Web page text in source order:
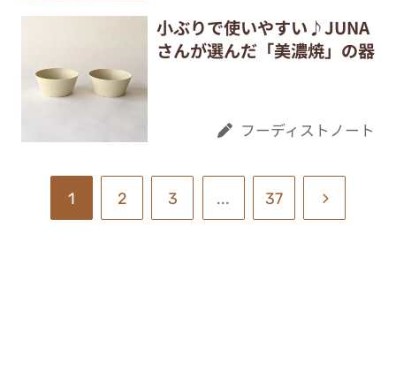
小ぶりで使いやすい♪JUNA
さんが選んだ「美濃焼」の器
フーディストノート
1 2 3 ... 37